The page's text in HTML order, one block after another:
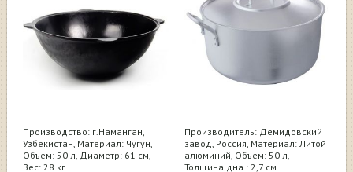
Производство: г.Наманган,
Узбекистан, Материал: Чугун,
Объем: 50 л, Диаметр: 61 см,
Вес: 28 кг.
Производитель: Демидовский
завод, Россия, Материал: Литой
алюминий, Объем: 50 л,
Толщина дна : 2,7 см